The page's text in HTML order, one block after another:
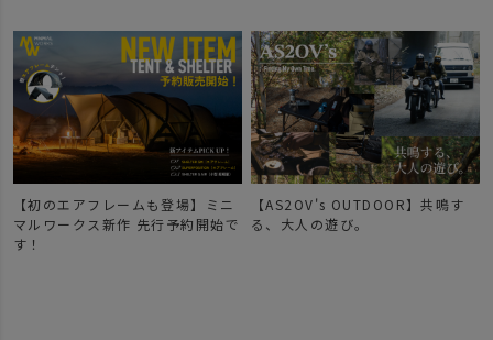
【初のエアフレームも登場】ミニ
マルワークス新作 先行予約開始で
す！
【AS2OV's OUTDOOR】共鳴す
る、大人の遊び。